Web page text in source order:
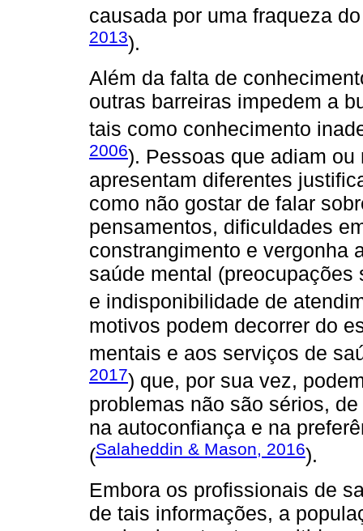
causada por uma fraqueza
2013).
Além da falta de
outras barreiras impedem a
tais como conhecimento
2006). Pessoas que adiam
apresentam diferentes
como não gostar de falar
pensamentos, dificuldades
constrangimento e vergonha
saúde mental
e indisponibilidade de
motivos podem decorrer do
mentais e aos serviços de
2017) que, por sua vez,
problemas não são sérios,
na autoconfiança e na
(Salaheddin & Mason, 2016).
Embora os profissionais de
de tais informações, a